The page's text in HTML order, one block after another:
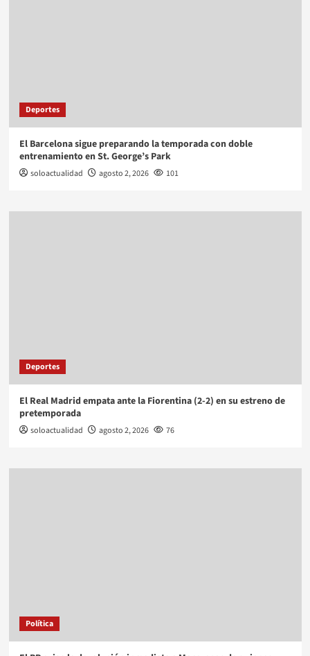
Deportes
El Barcelona sigue preparando la temporada con doble
entrenamiento en St. George’s Park
soloactualidad agosto 2, 2026 101
Deportes
El Real Madrid empata ante la Fiorentina (2-2) en su estreno de
pretemporada
soloactualidad agosto 2, 2026 76
Política